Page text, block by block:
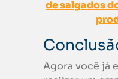
de salgados
Agora você já